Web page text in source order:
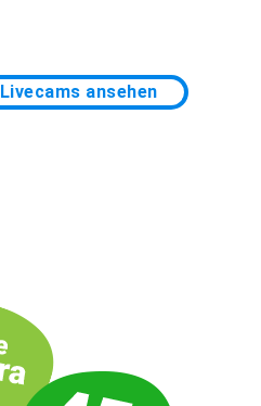
Livecams ansehen